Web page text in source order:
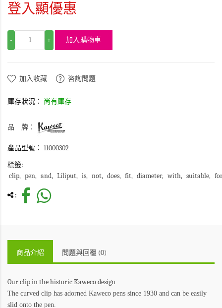
登入顯優惠
- + 加入購物車
加入收藏 咨詢問題
庫存狀況： 尚有庫存
品 牌：
產品型號： 11000302
標籤:
clip
pen and Liliput is not does fit diameter with suitable for
:
商品介紹 問題與回覆 (0)
Our clip in the historic Kaweco design
The curved clip has adorned Kaweco pens since 1930 and can be easily
slid onto the pen.